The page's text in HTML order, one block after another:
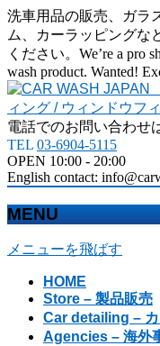
洗車用品の販売、ガラ
ム、カーラッピングな
ください。We’re a pro
wash product. Wanted!
電話でのお問い合わせ
TEL 03-6904-5115
OPEN 10:00 - 20:00
English contact:
MENU
メニューを飛ばす
HOME
Store – 製品販売
Car detailing –
Agencies – 海外